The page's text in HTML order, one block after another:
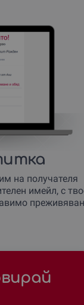
на получателя
имейл, с